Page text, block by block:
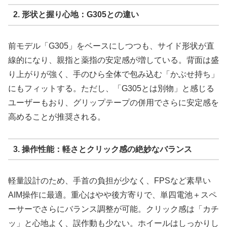
2. 形状と握り心地：G305との違い
前モデル「G305」をベースにしつつも、サイド形状が直
線的になり、親指と薬指の安定感が増している。背面は盛
り上がりが強く、手のひら全体で包み込む「かぶせ持ち」
にもフィットする。ただし、「G305とは別物」と感じる
ユーザーもおり、グリップテープの併用でさらに安定感を
高めることが推奨される。
3. 操作性能：軽さとクリック感の絶妙なバランス
軽量設計のため、手首の負担が少なく、FPSなど素早い
AIM操作に最適。重心はやや後方寄りで、単四電池＋スペ
ーサーでさらにバランス調整が可能。クリック感は「カチ
ッ」と心地よく、誤作動も少ない。ホイールはしっかりし